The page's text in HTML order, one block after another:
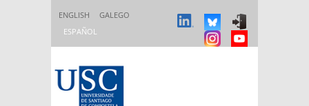
ENGLISH
GALEGO
ESPAÑOL